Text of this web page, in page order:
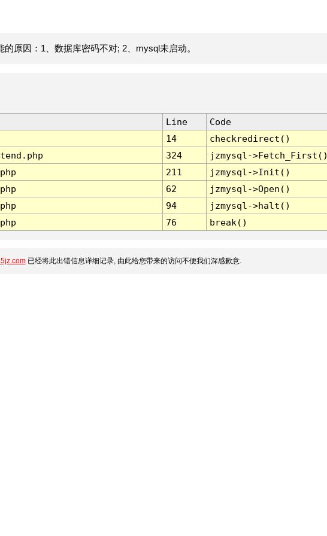
原因：1、数据库密码不对; 2、mysql未启动。
Line
Code
14
checkredirect()
324
jzmysql-
211
jzmysql->Init()
62
jzmysql->Open()
94
jzmysql->halt()
76 break()
已经将此出错信息详细记录, 由此给您带来的访问不便我们深感歉意.